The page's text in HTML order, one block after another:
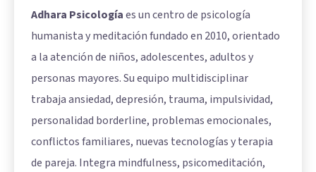
Adhara Psicologíaes un centro de psicología
humanista y meditación fundado en 2010, orientado
a la atención de niños, adolescentes, adultos y
personas mayores. Su equipo multidisciplinar
trabaja ansiedad, depresión, trauma, impulsividad,
personalidad borderline, problemas emocionales,
conflictos familiares, nuevas tecnologías y terapia
de pareja. Integra mindfulness, psicomeditación,